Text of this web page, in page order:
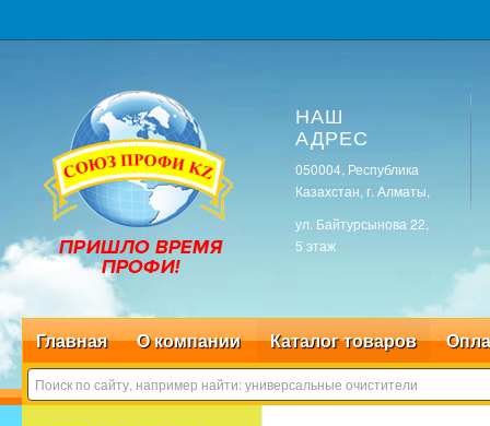
НАШ
АДРЕС
050004, Республика
Казахстан, г. Алматы,
ул. Байтурсынова 22,
5 этаж
Главная О компании Каталог товаров